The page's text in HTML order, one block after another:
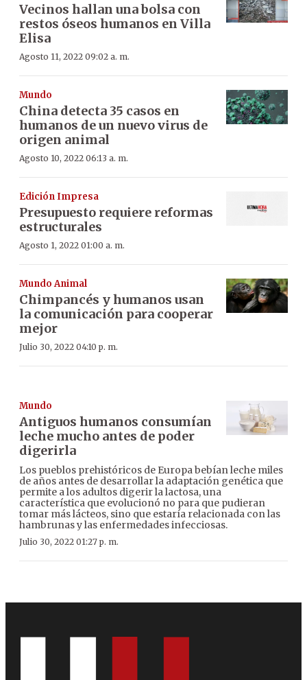
Vecinos hallan una bolsa con
restos óseos humanos en Villa
Elisa
Agosto 11, 2022 09:02 a. m.
Mundo
China detecta 35 casos en
humanos de un nuevo virus de
origen animal
Agosto 10, 2022 06:13 a. m.
Edición Impresa
Presupuesto requiere reformas
estructurales
Agosto 1, 2022 01:00 a. m.
Mundo Animal
Chimpancés y humanos usan
la comunicación para cooperar
mejor
Julio 30, 2022 04:10 p. m.
Mundo
Antiguos humanos consumían
leche mucho antes de poder
digerirla
Los pueblos prehistóricos de Europa bebían leche miles
de años antes de desarrollar la adaptación genética que
permite a los adultos digerir la lactosa, una
característica que evolucionó no para que pudieran
tomar más lácteos, sino que estaría relacionada con las
hambrunas y las enfermedades infecciosas.
Julio 30, 2022 01:27 p. m.